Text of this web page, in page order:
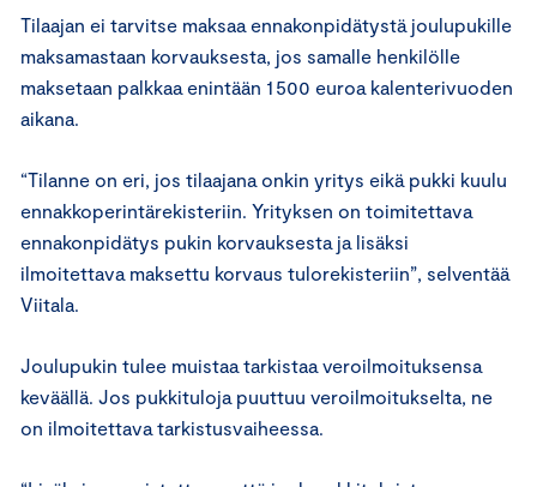
Tilaajan ei tarvitse maksaa ennakonpidätystä joulupukille
maksamastaan korvauksesta, jos samalle henkilölle
maksetaan palkkaa enintään 1 500 euroa kalenterivuoden
aikana.
“Tilanne on eri, jos tilaajana onkin yritys eikä pukki kuulu
ennakkoperintärekisteriin. Yrityksen on toimitettava
ennakonpidätys pukin korvauksesta ja lisäksi
ilmoitettava maksettu korvaus tulorekisteriin”, selventää
Viitala.
Joulupukin tulee muistaa tarkistaa veroilmoituksensa
keväällä. Jos pukkituloja puuttuu veroilmoitukselta, ne
on ilmoitettava tarkistusvaiheessa.